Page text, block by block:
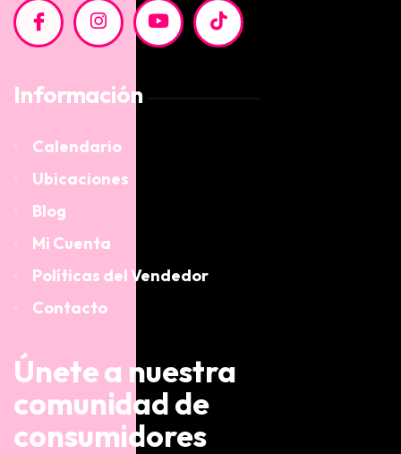
Información
Calendario
Ubicaciones
Blog
Mi Cuenta
Políticas del Vendedor
Contacto
Únete a nuestra
comunidad de
consumidores